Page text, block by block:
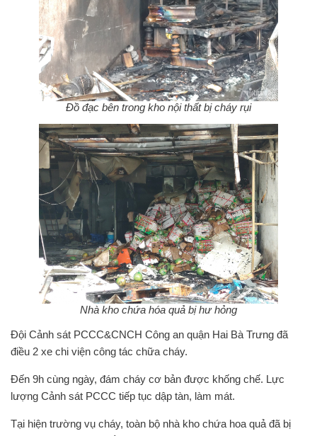
Đồ đạc bên trong kho nội thất bị cháy rụi
Nhà kho chứa hóa quả bị hư hỏng
Đội Cảnh sát PCCC&CNCH Công an quận Hai Bà Trưng đã
điều 2 xe chi viện công tác chữa cháy.
Đến 9h cùng ngày, đám cháy cơ bản được khống chế. Lực
lượng Cảnh sát PCCC tiếp tục dập tàn, làm mát.
Tại hiện trường vụ cháy, toàn bộ nhà kho chứa hoa quả đã bị